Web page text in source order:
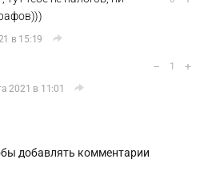
в 15:19
2021 в 11:01
– 1 +
добавлять комментарии